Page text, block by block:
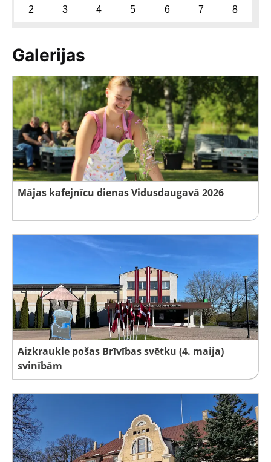
2 3 4 5 6 7 8
Galerijas
Mājas kafejnīcu dienas Vidusdaugavā 2026
Aizkraukle pošas Brīvības svētku (4. maija)
svinībām